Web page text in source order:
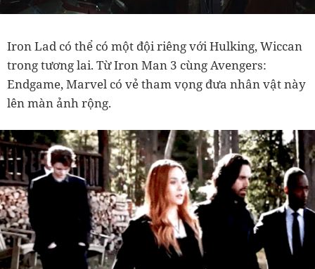
Iron Lad có thể có một đội riêng với Hulking, Wiccan
trong tương lai. Từ Iron Man 3 cùng Avengers:
Endgame, Marvel có vẻ tham vọng đưa nhân vật này
lên màn ảnh rộng.